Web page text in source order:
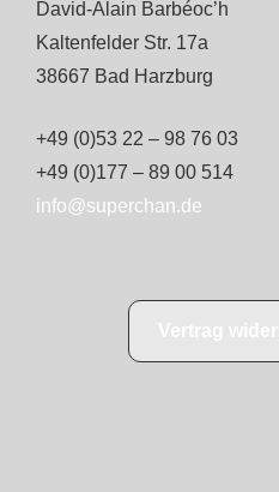
David-Alain Barbéoc’h
Kaltenfelder Str. 17a
38667 Bad Harzburg
+49 (0)53 22 – 98 76 03
+49 (0)177 – 89 00 514
info@superchan.de